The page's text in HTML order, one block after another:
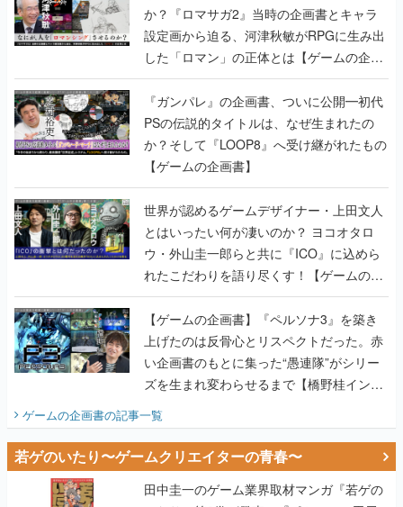
書】
『ガンパレ』の企画書、ついに公開━初代
PSの伝説的タイトルは、なぜ生まれたの
か？そして『LOOP8』へ受け継がれたもの
【ゲームの企画書】
世界が認めるゲームデザイナー・上田文人
とはいったい何が凄いのか？ ヨコオタロ
ウ・外山圭一郎らと共に『ICO』に込めら
れたこだわりを語り尽くす！【ゲームの企
画書】
【ゲームの企画書】『ペルソナ3』を築き
上げたのは反骨心とリスペクトだった。赤
い企画書のもとに集った“愚連隊”がシリー
ズを生まれ変わらせるまで【橋野桂インタ
ビュー】
ゲームの企画書の記事一覧
若ゲのいたり〜ゲームクリエイターの青春〜
田中圭一のゲーム業界取材マンガ『若ゲの
いたり』第2巻が発売。『ポケモン』田尻
智さん、『ゼビウス』遠藤雅伸さんらの貴
重なエピソードを収録